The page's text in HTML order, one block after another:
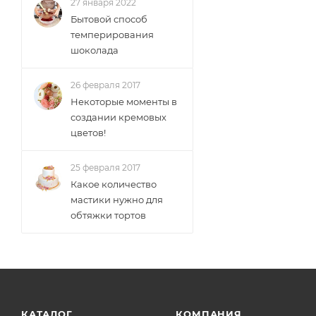
27 января 2022
Бытовой способ
темперирования
шоколада
26 февраля 2017
Некоторые моменты в
создании кремовых
цветов!
25 февраля 2017
Какое количество
мастики нужно для
обтяжки тортов